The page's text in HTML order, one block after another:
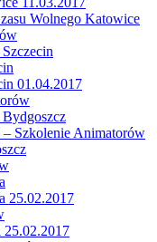
Wolnego Katowice
01.04.2017
Szkolenie Animatorów
25.02.2017
25.02.2017